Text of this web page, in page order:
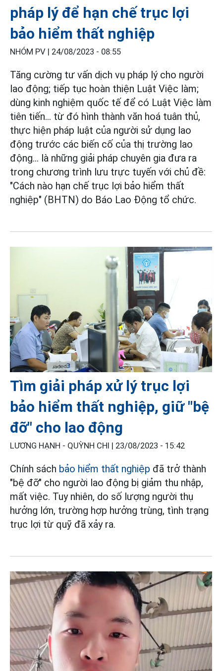
pháp lý để hạn chế trục lợi
bảo hiểm thất nghiệp
NHÓM PV | 24/08/2023 - 08:55
Tăng cường tư vấn dịch vụ pháp lý cho người
lao động; tiếp tục hoàn thiện Luật Việc làm;
dùng kinh nghiệm quốc tế để có Luật Việc làm
tiên tiến... từ đó hình thành văn hoá tuân thủ,
thực hiện pháp luật của người sử dụng lao
động trước các biến cố của thị trường lao
động... là những giải pháp chuyên gia đưa ra
trong chương trình lưu trực tuyến với chủ đề:
"Cách nào hạn chế trục lợi bảo hiểm thất
nghiệp" (BHTN) do Báo Lao Động tổ chức.
Tìm giải pháp xử lý trục lợi
bảo hiểm thất nghiệp, giữ "bệ
đỡ" cho lao động
LƯƠNG HẠNH - QUỲNH CHI | 23/08/2023 - 15:42
Chính sách bảo hiểm thất nghiệp đã trở thành
"bệ đỡ" cho người lao động bị giảm thu nhập,
mất việc. Tuy nhiên, do số lượng người thụ
hưởng lớn, trường hợp hưởng trùng, tình trạng
trục lợi từ quỹ đã xảy ra.